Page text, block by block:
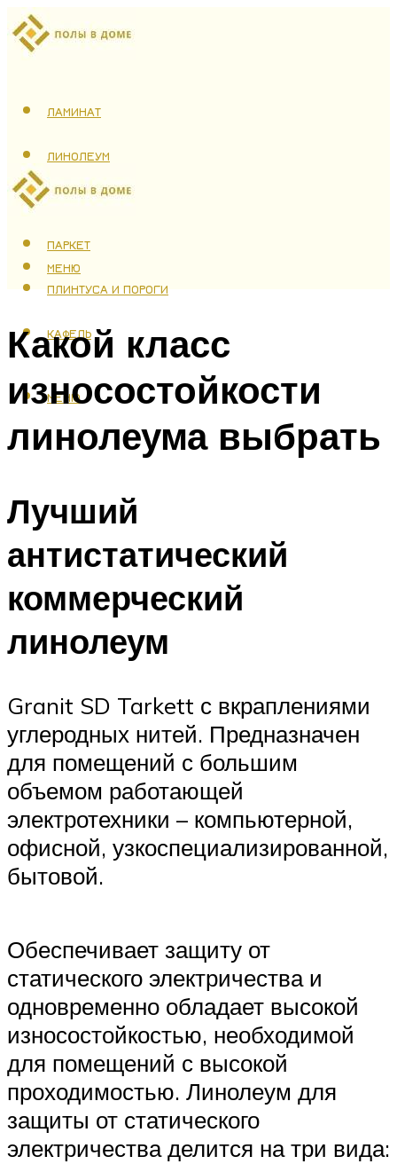
ЛАМИНАТ
ЛИНОЛЕУМ
ТЕПЛЫЙ ПОЛ
ПАРКЕТ
ПЛИНТУСА И ПОРОГИ
КАФЕЛЬ
МЕНЮ
МЕНЮ
Какой класс
износостойкости
линолеума выбрать
Лучший
антистатический
коммерческий
линолеум
Granit SD Tarkett с вкраплениями
углеродных нитей. Предназначен
для помещений с большим
объемом работающей
электротехники – компьютерной,
офисной, узкоспециализированной,
бытовой.
Обеспечивает защиту от
статического электричества и
одновременно обладает высокой
износостойкостью, необходимой
для помещений с высокой
проходимостью. Линолеум для
защиты от статического
электричества делится на три вида: